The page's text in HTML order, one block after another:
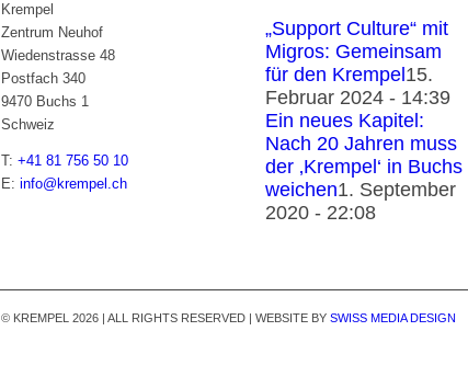
Krempel
Zentrum Neuhof
Wiedenstrasse 48
Postfach 340
9470 Buchs 1
Schweiz
T: +41 81 756 50 10
E: info@krempel.ch
„Support Culture“ mit
Migros: Gemeinsam
für den Krempel 15.
Februar 2024 - 14:39
Ein neues Kapitel:
Nach 20 Jahren muss
der ‚Krempel‘ in Buchs
weichen1. September
2020 - 22:08
© KREMPEL 2026 | ALL RIGHTS RESERVED | WEBSITE BY SWISS MEDIA DESIGN